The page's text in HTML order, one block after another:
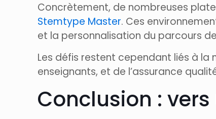
Concrètement, de nombreuses
Stemtype Master. Ces
et la personnalisation du parcours
Les défis restent cependant liés à la
enseignants, et de l’assurance
Conclusion :